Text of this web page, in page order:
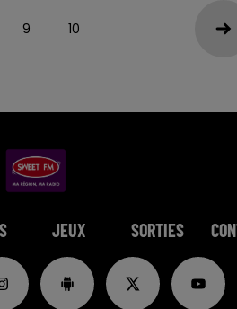
9 10
JEUX SORTIES